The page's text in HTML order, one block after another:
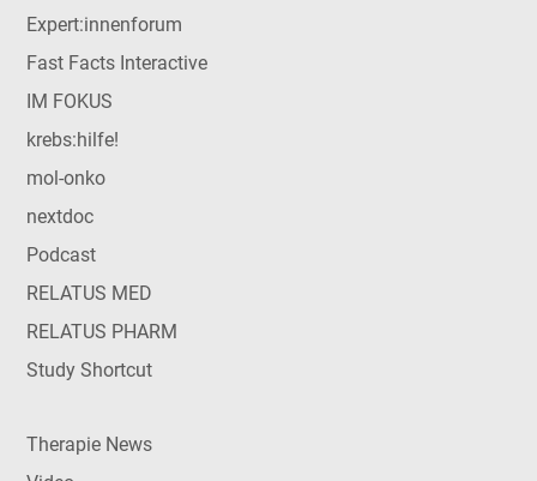
Expert:innenforum
Fast Facts Interactive
IM FOKUS
krebs:hilfe!
mol-onko
nextdoc
Podcast
RELATUS MED
RELATUS PHARM
Study Shortcut
Therapie News